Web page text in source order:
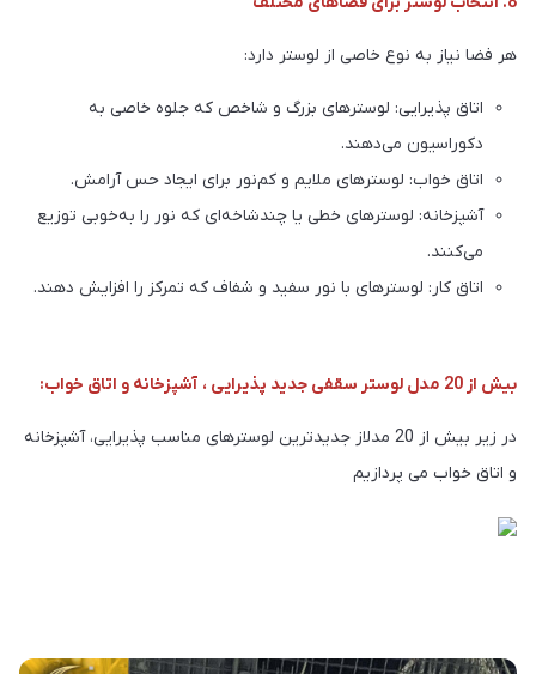
هر فضا نیاز به نوع خاصی از لوستر دارد:
اتاق پذیرایی: لوسترهای بزرگ و شاخص که جلوه خاصی به
دکوراسیون می‌دهند.
اتاق خواب: لوسترهای ملایم و کم‌نور برای ایجاد حس آرامش.
آشپزخانه: لوسترهای خطی یا چندشاخه‌ای که نور را به‌خوبی توزیع
می‌کنند.
اتاق کار: لوسترهای با نور سفید و شفاف که تمرکز را افزایش دهند.
بیش از 20 مدل لوستر سقفی جدید پذیرایی ، آشپزخانه و اتاق خواب:
در زیر بیش از 20 مدلاز جدیدترین لوسترهای مناسب پذیرایی، آشپزخانه
و اتاق خواب می پردازیم